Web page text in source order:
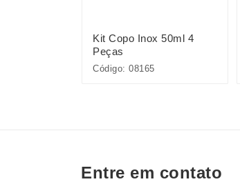
Kit Copo Inox 50ml 4
Peças
Código: 08165
Entre em contato